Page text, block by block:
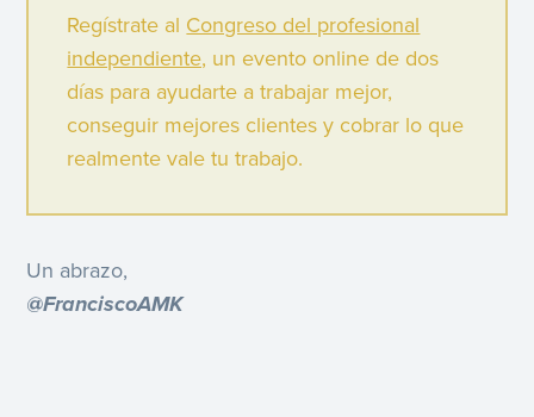
Regístrate al Congreso del profesional
independiente, un evento online de dos
días para ayudarte a trabajar mejor,
conseguir mejores clientes y cobrar lo que
realmente vale tu trabajo.
Un abrazo,
@FranciscoAMK